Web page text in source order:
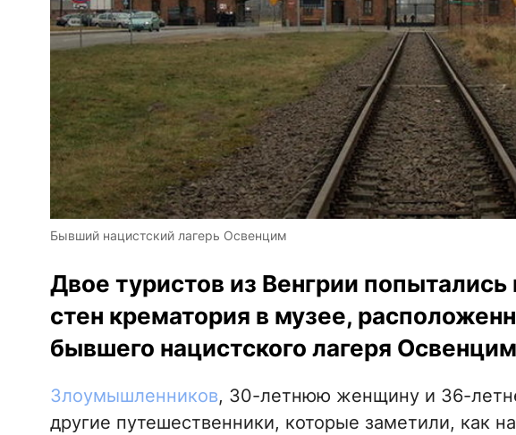
Бывший нацистский лагерь Освенцим
Двое туристов из Венгрии
стен крематория в музее,
бывшего нацистского лагеря
Злоумышленников, 30-летнюю женщину и 36-
другие путешественники, которые заметили, как